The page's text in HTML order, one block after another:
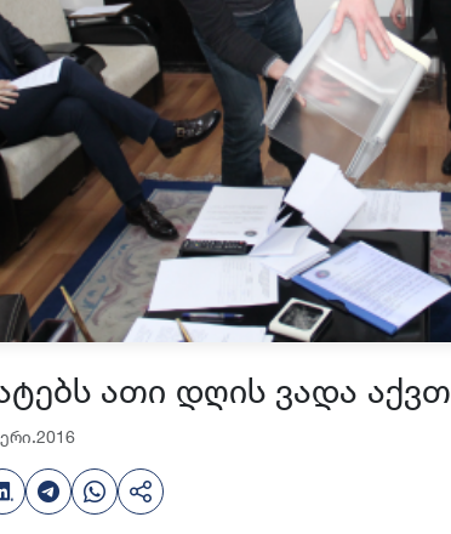
ათი დღის ვადა აქვთ